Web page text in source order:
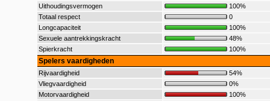
Uithoudingsvermogen
100%
Totaal respect
0
Longcapaciteit
100%
Sexuele aantrekkingskracht
48%
Spierkracht
100%
Spelers vaardigheden
Rijvaardigheid
54%
Vliegvaardigheid
0%
Motorvaardigheid
100%